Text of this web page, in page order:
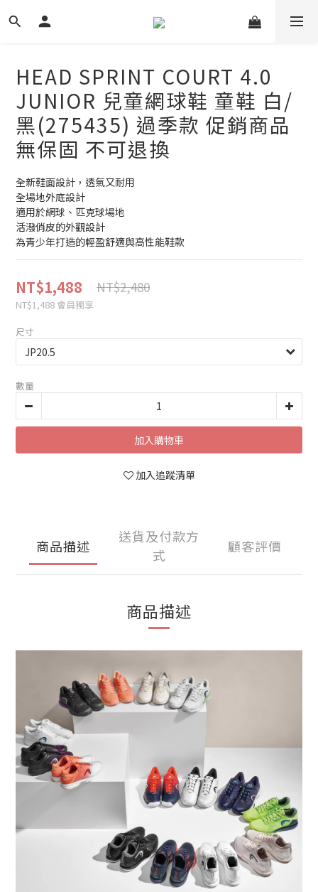
HEAD SPRINT COURT 4.0
JUNIOR 兒童網球鞋 童鞋 白/
黑(275435) 過季款 促銷商品
無保固 不可退換
全新鞋面設計，透氣又耐用
全場地外底設計
適用於網球、匹克球場地
活潑俏皮的外觀設計
為青少年打造的輕盈舒適與高性能鞋款
NT$1,488 NT$2,480
NT$1,488 會員獨享
尺寸
數量
加入購物車
加入追蹤清單
商品描述
送貨及付款方
式
顧客評價
商品描述